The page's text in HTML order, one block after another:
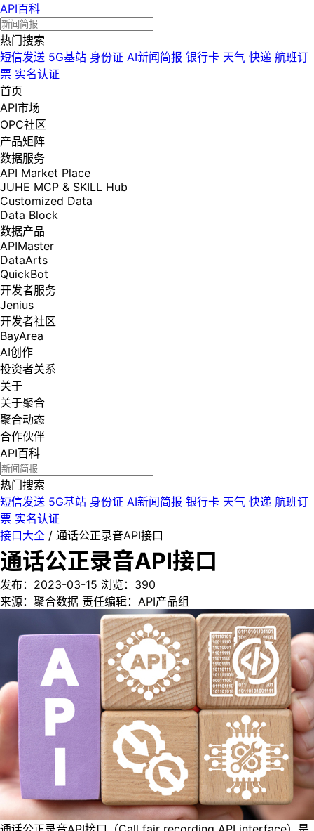
API百科
热门搜索
短信发送 5G基站 身份证 AI新闻简报 银行卡 天气 快递 航班订
票 实名认证
首页
API市场
OPC社区
产品矩阵
数据服务
API Market Place
JUHE MCP & SKILL Hub
Customized Data
Data Block
数据产品
APIMaster
DataArts
QuickBot
开发者服务
Jenius
开发者社区
BayArea
AI创作
投资者关系
关于
关于聚合
聚合动态
合作伙伴
API百科
热门搜索
短信发送 5G基站 身份证 AI新闻简报 银行卡 天气 快递 航班订
票 实名认证
接口大全 / 通话公正录音API接口
通话公正录音API接口
发布：2023-03-15 浏览： 390
来源：聚合数据 责任编辑：API产品组